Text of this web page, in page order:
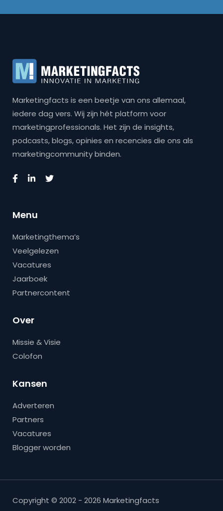
Marketingfacts is een beetje van ons allemaal,
iedere dag vers. Wij zijn hét platform voor
marketingprofessionals. Het zijn de insights,
podcasts, blogs, opinies en recencies die ons als
marketingcommunity binden.
Menu
Marketingthema’s
Veelgelezen
Vacatures
Jaarboek
Partnercontent
Over
Missie & Visie
Colofon
Kansen
Adverteren
Partners
Vacatures
Blogger worden
Copyright © 2002 - 2026 Marketingfacts